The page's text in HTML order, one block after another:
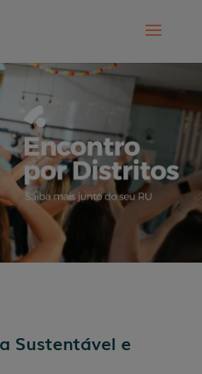
Sustentável e